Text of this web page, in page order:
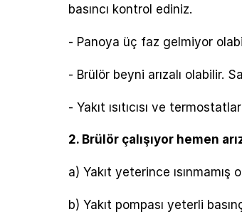
basıncı kontrol ediniz.
- Panoya üç faz gelmiyor
- Brülör beyni arızalı olabilir.
- Yakıt ısıtıcısı ve
2. Brülör çalışıyor hemen
a) Yakıt yeterince ısınmamış
b) Yakıt pompası yeterli